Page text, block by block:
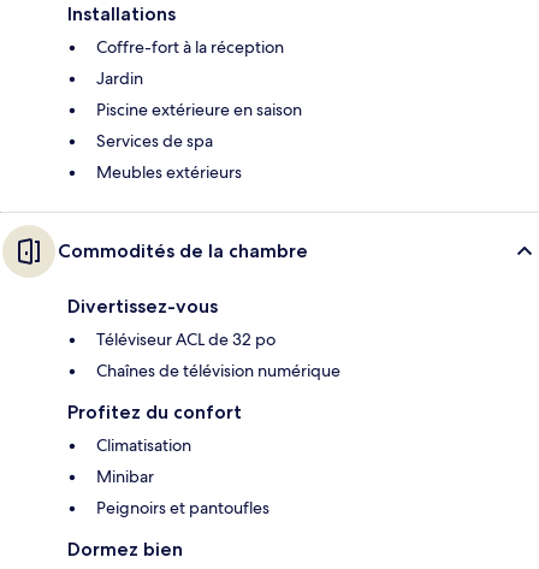
Installations
Coffre-fort à la réception
Jardin
Piscine extérieure en saison
Services de spa
Meubles extérieurs
Commodités de la chambre
Divertissez-vous
Téléviseur ACL de 32 po
Chaînes de télévision numérique
Profitez du confort
Climatisation
Minibar
Peignoirs et pantoufles
Dormez bien